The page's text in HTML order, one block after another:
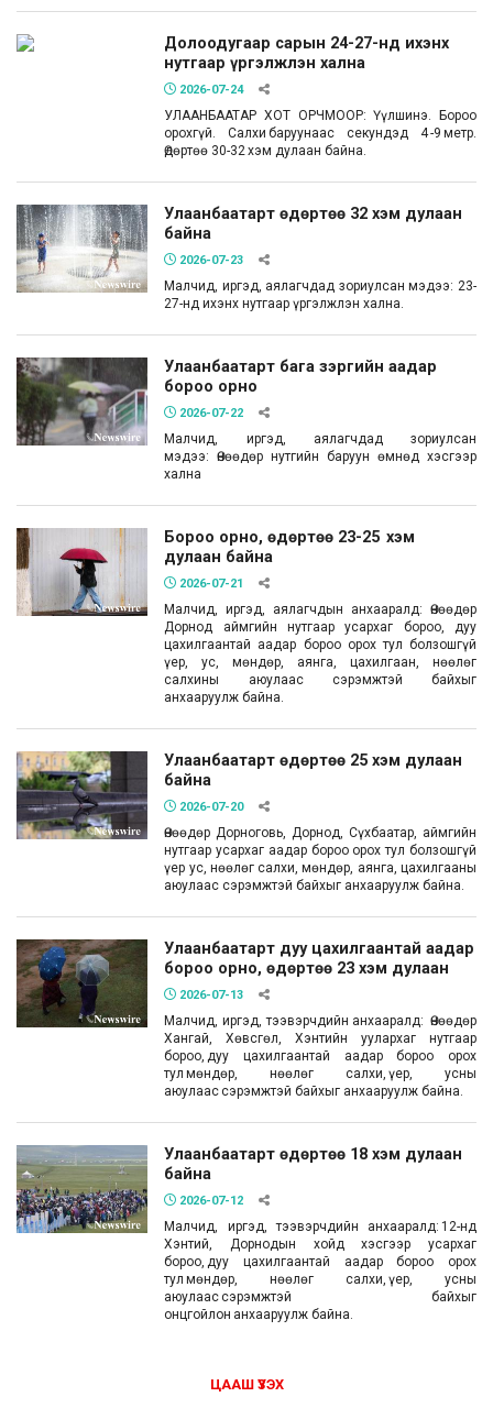
Долоодугаар сарын 24-27-нд ихэнх
нутгаар үргэлжлэн хална
2026-07-24
УЛААНБААТАР ХОТ ОРЧМООР: Үүлшинэ. Бороо
орохгүй. Салхи баруунаас секундэд 4 -9 метр.
Өдөртөө 30-32 хэм дулаан байна.
Улаанбаатарт өдөртөө 32 хэм дулаан
байна
2026-07-23
Малчид, иргэд, аялагчдад зориулсан мэдээ: 23-
27-нд ихэнх нутгаар үргэлжлэн хална.
Улаанбаатарт бага зэргийн аадар
бороо орно
2026-07-22
Малчид, иргэд, аялагчдад зориулсан
мэдээ: Өнөөдөр нутгийн баруун өмнөд хэсгээр
хална
Бороо орно, өдөртөө 23-25 хэм
дулаан байна
2026-07-21
Малчид, иргэд, аялагчдын анхааралд: Өнөөдөр
Дорнод аймгийн нутгаар усархаг бороо, дуу
цахилгаантай аадар бороо орох тул болзошгүй
үер, ус, мөндөр, аянга, цахилгаан, нөөлөг
салхины аюулаас сэрэмжтэй байхыг
анхааруулж байна.
Улаанбаатарт өдөртөө 25 хэм дулаан
байна
2026-07-20
Өнөөдөр Дорноговь, Дорнод, Сүхбаатар, аймгийн
нутгаар усархаг аадар бороо орох тул болзошгүй
үер ус, нөөлөг салхи, мөндөр, аянга, цахилгааны
аюулаас сэрэмжтэй байхыг анхааруулж байна.
Улаанбаатарт дуу цахилгаантай аадар
бороо орно, өдөртөө 23 хэм дулаан
2026-07-13
Малчид, иргэд, тээвэрчдийн анхааралд: Өнөөдөр
Хангай, Хөвсгөл, Хэнтийн уулархаг нутгаар
бороо, дуу цахилгаантай аадар бороо орох
тул мөндөр, нөөлөг салхи, үер, усны
аюулаас сэрэмжтэй байхыг анхааруулж байна.
Улаанбаатарт өдөртөө 18 хэм дулаан
байна
2026-07-12
Малчид, иргэд, тээвэрчдийн анхааралд: 12-нд
Хэнтий, Дорнодын хойд хэсгээр усархаг
бороо, дуу цахилгаантай аадар бороо орох
тул мөндөр, нөөлөг салхи, үер, усны
аюулаас сэрэмжтэй байхыг
онцгойлон анхааруулж байна.
ЦААШ ҮЗЭХ